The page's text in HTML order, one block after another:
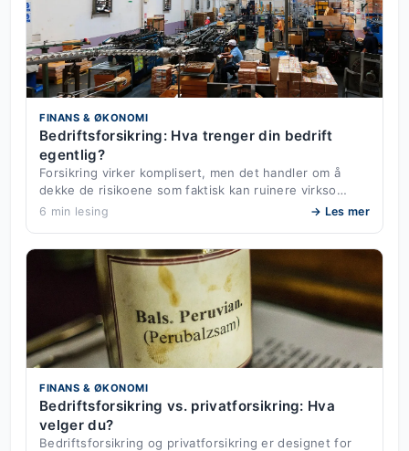
FINANS & ØKONOMI
Bedriftsforsikring: Hva trenger din bedrift
egentlig?
Forsikring virker komplisert, men det handler om å
dekke de risikoene som faktisk kan ruinere virkso…
6 min lesing → Les mer
FINANS & ØKONOMI
Bedriftsforsikring vs. privatforsikring: Hva
velger du?
Bedriftsforsikring og privatforsikring er designet for